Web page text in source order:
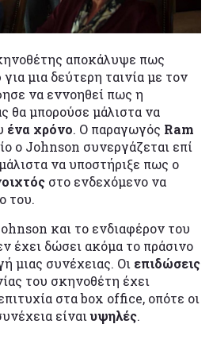
αποκάλυψε πως
για μια δεύτερη ταινία με τον
να εννοηθεί πως η
θα μπορούσε μάλιστα να
ένα χρόνο. Ο παραγωγός Ram
ο Johnson συνεργάζεται επί
να υποστήριξε πως ο
στο ενδεχόμενο να
του.
και το ενδιαφέρον του
έχει δώσει ακόμα το πράσινο
μιας συνέχειας. Οι επιδώσεις
του σκηνοθέτη έχει
στα box office, οπότε οι
είναιυψηλές.